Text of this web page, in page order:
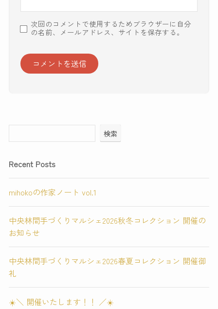
次回のコメントで使用するためブラウザーに自分
の名前、メールアドレス、サイトを保存する。
検索
Recent Posts
mihokoの作家ノート vol.1
中央林間手づくりマルシェ2026秋冬コレクション 開催の
お知らせ
中央林間手づくりマルシェ2026春夏コレクション 開催御
礼
☀️＼ 開催いたします！！ ／☀️